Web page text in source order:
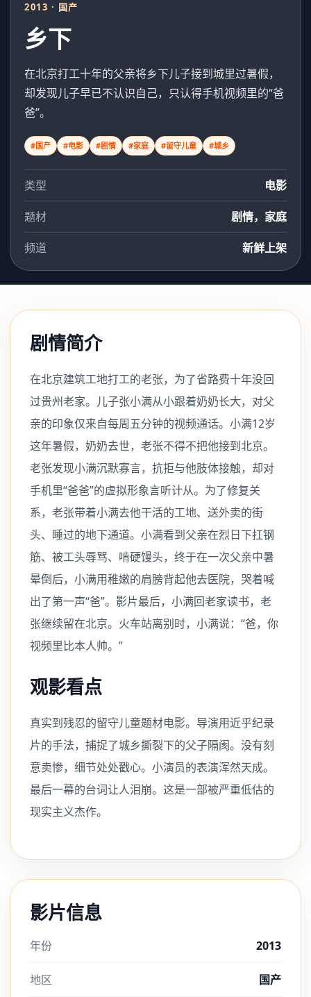
2013 · 国产
乡下
在北京打工十年的父亲将乡下儿子接到城里过暑假，
却发现儿子早已不认识自己，只认得手机视频里的“爸
爸”。
#国产 #电影 #剧情 #家庭 #留守儿童 #城乡
类型 电影
题材 剧情，家庭
频道 新鲜上架
剧情简介
在北京建筑工地打工的老张，为了省路费十年没回
过贵州老家。儿子张小满从小跟着奶奶长大，对父
亲的印象仅来自每周五分钟的视频通话。小满12岁
这年暑假，奶奶去世，老张不得不把他接到北京。
老张发现小满沉默寡言，抗拒与他肢体接触，却对
手机里“爸爸”的虚拟形象言听计从。为了修复关
系，老张带着小满去他干活的工地、送外卖的街
头、睡过的地下通道。小满看到父亲在烈日下扛钢
筋、被工头辱骂、啃硬馒头，终于在一次父亲中暑
晕倒后，小满用稚嫩的肩膀背起他去医院，哭着喊
出了第一声“爸”。影片最后，小满回老家读书，老
张继续留在北京。火车站离别时，小满说：“爸，你
视频里比本人帅。”
观影看点
真实到残忍的留守儿童题材电影。导演用近乎纪录
片的手法，捕捉了城乡撕裂下的父子隔阂。没有刻
意卖惨，细节处处戳心。小演员的表演浑然天成。
最后一幕的台词让人泪崩。这是一部被严重低估的
现实主义杰作。
影片信息
年份 2013
地区 国产